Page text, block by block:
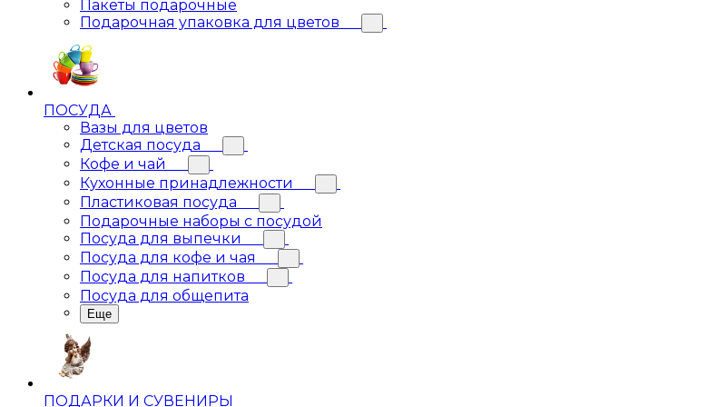
Пакеты подарочные
Подарочная упаковка для цветов
ПОСУДА
Вазы для цветов
Детская посуда
Кофе и чай
Кухонные принадлежности
Пластиковая посуда
Подарочные наборы с посудой
Посуда для выпечки
Посуда для кофе и чая
Посуда для напитков
Посуда для общепита
Еще
ПОДАРКИ И СУВЕНИРЫ